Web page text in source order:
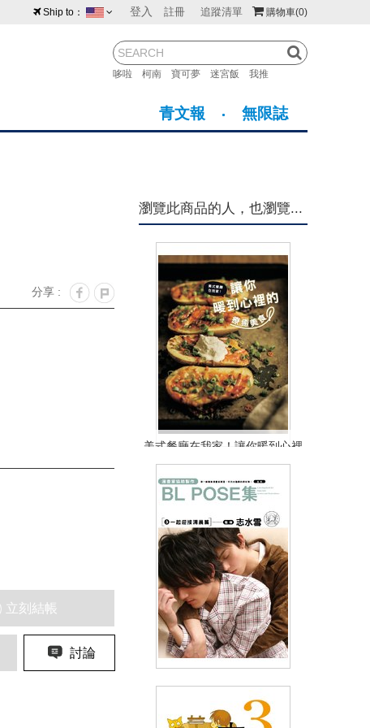
購物車(0)
登入 註冊 追蹤清單
哆啦 柯南 寶可夢 迷宮飯 我推
Ship to：
紐西蘭 馬來西亞
菲律賓
青文報 無限誌
分享 :
立刻結帳
討論
瀏覽此商品的人，也瀏覽...
美式餐廳在我家！讓你暖到心裡
的療癒美食
NT$400 90折 NT$360
(03)一起迎接清晨篇